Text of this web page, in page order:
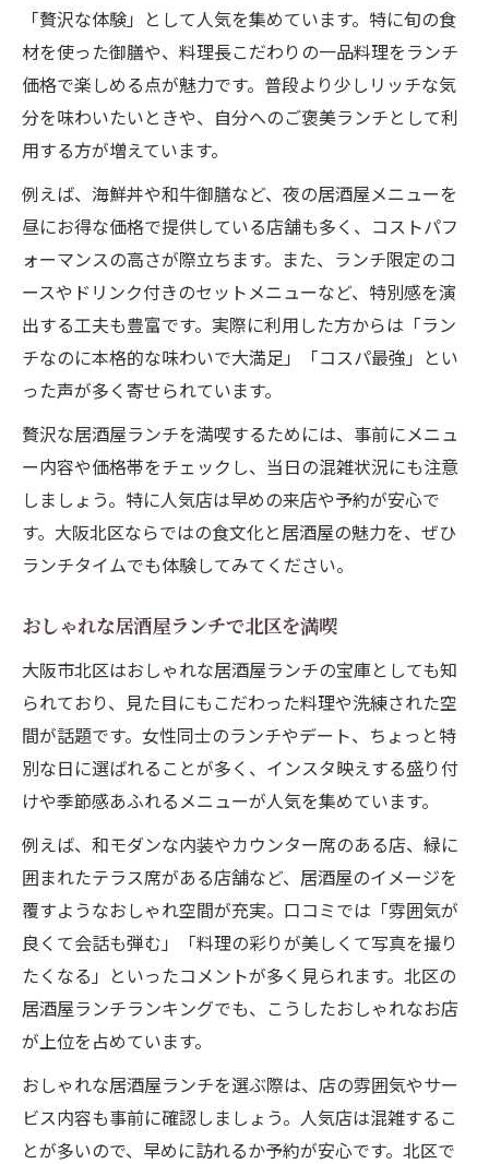
「贅沢な体験」として人気を集めています。特に旬の食
材を使った御膳や、料理長こだわりの一品料理をランチ
価格で楽しめる点が魅力です。普段より少しリッチな気
分を味わいたいときや、自分へのご褒美ランチとして利
用する方が増えています。
例えば、海鮮丼や和牛御膳など、夜の居酒屋メニューを
昼にお得な価格で提供している店舗も多く、コストパフ
ォーマンスの高さが際立ちます。また、ランチ限定のコ
ースやドリンク付きのセットメニューなど、特別感を演
出する工夫も豊富です。実際に利用した方からは「ラン
チなのに本格的な味わいで大満足」「コスパ最強」とい
った声が多く寄せられています。
贅沢な居酒屋ランチを満喫するためには、事前にメニュ
ー内容や価格帯をチェックし、当日の混雑状況にも注意
しましょう。特に人気店は早めの来店や予約が安心で
す。大阪北区ならではの食文化と居酒屋の魅力を、ぜひ
ランチタイムでも体験してみてください。
おしゃれな居酒屋ランチで北区を満喫
大阪市北区はおしゃれな居酒屋ランチの宝庫としても知
られており、見た目にもこだわった料理や洗練された空
間が話題です。女性同士のランチやデート、ちょっと特
別な日に選ばれることが多く、インスタ映えする盛り付
けや季節感あふれるメニューが人気を集めています。
例えば、和モダンな内装やカウンター席のある店、緑に
囲まれたテラス席がある店舗など、居酒屋のイメージを
覆すようなおしゃれ空間が充実。口コミでは「雰囲気が
良くて会話も弾む」「料理の彩りが美しくて写真を撮り
たくなる」といったコメントが多く見られます。北区の
居酒屋ランチランキングでも、こうしたおしゃれなお店
が上位を占めています。
おしゃれな居酒屋ランチを選ぶ際は、店の雰囲気やサー
ビス内容も事前に確認しましょう。人気店は混雑するこ
とが多いので、早めに訪れるか予約が安心です。北区で